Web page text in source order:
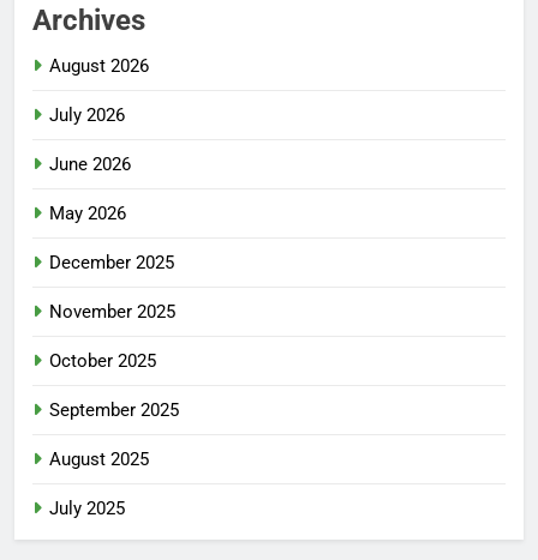
Archives
August 2026
July 2026
June 2026
May 2026
December 2025
November 2025
October 2025
September 2025
August 2025
July 2025